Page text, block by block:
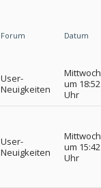
Forum Datum
User-
Neuigkeiten
Mittwoch
um 18:52
Uhr
User-
Neuigkeiten
Mittwoch
um 15:42
Uhr